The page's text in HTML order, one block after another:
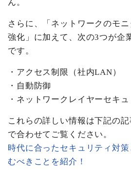
ん。
さらに、「ネットワークのモ
強化」に加えて、次の3つが企
です。
・アクセス制限（社内LAN）
・自動防御
・ネットワークレイヤーセキュ
これらの詳しい情報は下記の
で合わせてご覧ください。
時代に合ったセキュリティ対
むべきことを紹介！